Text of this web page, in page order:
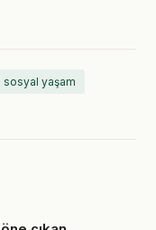
sosyal yaşam